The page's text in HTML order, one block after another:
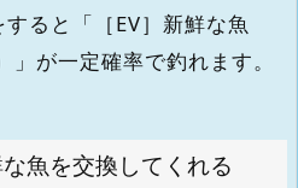
ると「［EV］新鮮な魚
」が一定確率で釣れます。
魚を交換してくれる